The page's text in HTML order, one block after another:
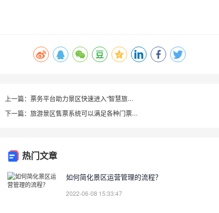
上一篇：票务平台助力景区快速进入“智慧旅...
下一篇：旅游景区售票系统可以满足各种门票...
热门文章
如何简化景区运营管理的流程？
2022-06-08 15:33:47